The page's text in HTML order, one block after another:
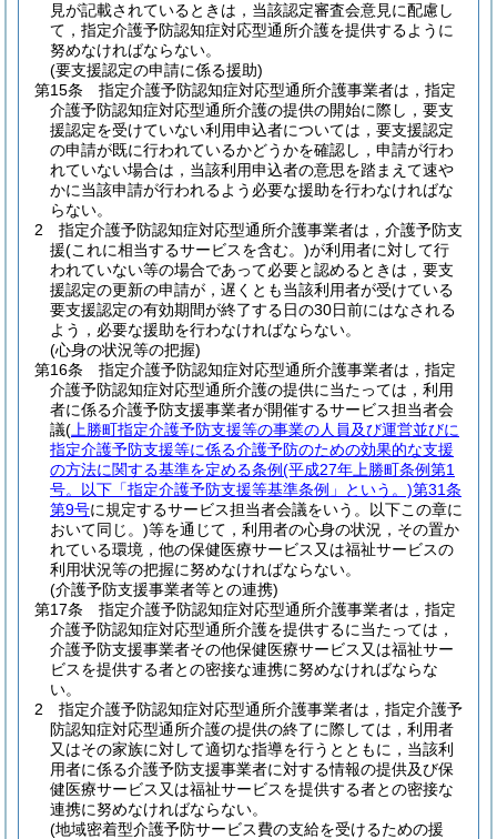
見が記載されているときは，当該認定審査会意見に配慮し
て，指定介護予防認知症対応型通所介護を提供するように
努めなければならない。
(要支援認定の申請に係る援助)
第15条
指定介護予防認知症対応型通所介護事業者は，指定
介護予防認知症対応型通所介護の提供の開始に際し，要支
援認定を受けていない利用申込者については，要支援認定
の申請が既に行われているかどうかを確認し，申請が行わ
れていない場合は，当該利用申込者の意思を踏まえて速や
かに当該申請が行われるよう必要な援助を行わなければな
らない。
2
指定介護予防認知症対応型通所介護事業者は，介護予防支
援(これに相当するサービスを含む。)が利用者に対して行
われていない等の場合であって必要と認めるときは，要支
援認定の更新の申請が，遅くとも当該利用者が受けている
要支援認定の有効期間が終了する日の30日前にはなされる
よう，必要な援助を行わなければならない。
(心身の状況等の把握)
第16条
指定介護予防認知症対応型通所介護事業者は，指定
介護予防認知症対応型通所介護の提供に当たっては，利用
者に係る介護予防支援事業者が開催するサービス担当者会
議( 上勝町指定介護予防支援等の事業の人員及び運営並びに
指定介護予防支援等に係る介護予防のための効果的な支援
の方法に関する基準を定める条例(平成27年上勝町条例第1
号。以下「指定介護予防支援等基準条例」という。)第31条
第9号に規定するサービス担当者会議をいう。以下この章に
おいて同じ。)等を通じて，利用者の心身の状況，その置か
れている環境，他の保健医療サービス又は福祉サービスの
利用状況等の把握に努めなければならない。
(介護予防支援事業者等との連携)
第17条
指定介護予防認知症対応型通所介護事業者は，指定
介護予防認知症対応型通所介護を提供するに当たっては，
介護予防支援事業者その他保健医療サービス又は福祉サー
ビスを提供する者との密接な連携に努めなければならな
い。
2
指定介護予防認知症対応型通所介護事業者は，指定介護予
防認知症対応型通所介護の提供の終了に際しては，利用者
又はその家族に対して適切な指導を行うとともに，当該利
用者に係る介護予防支援事業者に対する情報の提供及び保
健医療サービス又は福祉サービスを提供する者との密接な
連携に努めなければならない。
(地域密着型介護予防サービス費の支給を受けるための援